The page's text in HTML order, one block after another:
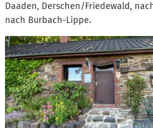
Daaden, Derschen/Friedewald,
nach Burbach-Lippe.